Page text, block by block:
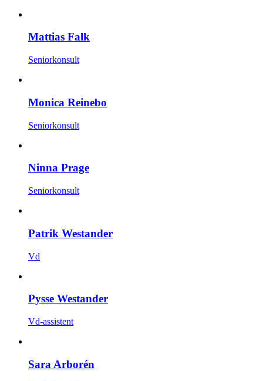
Mattias Falk
Seniorkonsult
Monica Reinebo
Seniorkonsult
Ninna Prage
Seniorkonsult
Patrik Westander
Vd
Pysse Westander
Vd-assistent
Sara Arborén